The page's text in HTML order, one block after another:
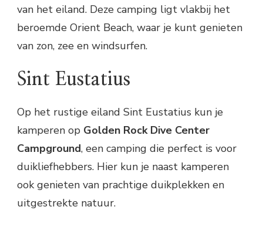
van het eiland. Deze camping ligt vlakbij het
beroemde Orient Beach, waar je kunt genieten
van zon, zee en windsurfen.
Sint Eustatius
Op het rustige eiland Sint Eustatius kun je
kamperen op Golden Rock Dive Center
Campground, een camping die perfect is voor
duikliefhebbers. Hier kun je naast kamperen
ook genieten van prachtige duikplekken en
uitgestrekte natuur.